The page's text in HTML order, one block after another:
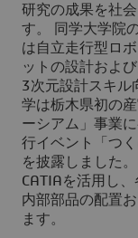
研究の成果を社
す。 同学大学院
は自立走行型ロ
ットの設計およ
3次元設計スキル
学は栃木県初の
ーシアム」事業
行イベント「つ
を披露しました
CATIAを活用し
内部部品の配置
ます。